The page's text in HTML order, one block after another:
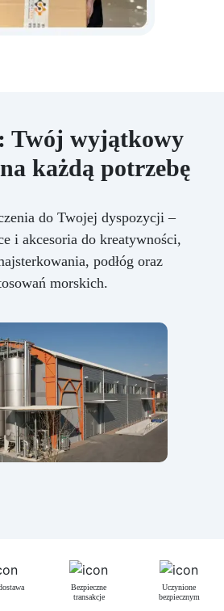
Twój wyjątkowy
każdą potrzebę
do Twojej dyspozycji –
i akcesoria do kreatywności,
podłóg oraz
morskich.
Bezpieczne
transakcje
Uczynione
bezpiecznym